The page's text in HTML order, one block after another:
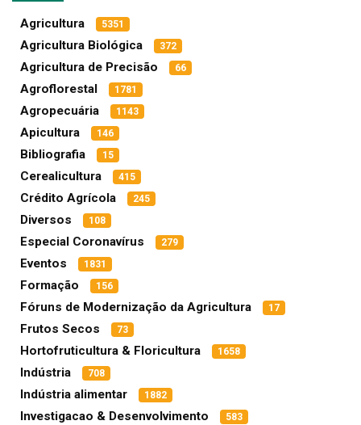
Agricultura 5351
Agricultura Biológica 372
Agricultura de Precisão 66
Agroflorestal 1781
Agropecuária 1143
Apicultura 146
Bibliografia 15
Cerealicultura 415
Crédito Agrícola 245
Diversos 108
Especial Coronavírus 279
Eventos 1831
Formação 156
Fóruns de Modernização da Agricultura 17
Frutos Secos 73
Hortofruticultura & Floricultura 1658
Indústria 708
Indústria alimentar 1882
Investigacao & Desenvolvimento 583